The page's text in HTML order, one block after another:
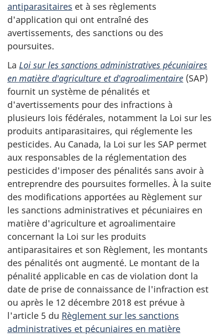
web,
antiparasitaires et à ses règlements
d'application qui ont entraîné des
avertissements, des sanctions ou des
poursuites.
La Loi sur les sanctions administratives pécuniaires
en matière d'agriculture et d'agroalimentaire (SAP)
fournit un système de pénalités et
d'avertissements pour des infractions à
plusieurs lois fédérales, notamment la Loi sur les
produits antiparasitaires, qui réglemente les
pesticides. Au Canada, la Loi sur les SAP permet
aux responsables de la réglementation des
pesticides d'imposer des pénalités sans avoir à
entreprendre des poursuites formelles. À la suite
des modifications apportées au Règlement sur
les sanctions administratives et pécuniaires en
matière d'agriculture et agroalimentaire
concernant la Loi sur les produits
antiparasitaires et son Règlement, les montants
des pénalités ont augmenté. Le montant de la
pénalité applicable en cas de violation dont la
date de prise de connaissance de l'infraction est
ou après le 12 décembre 2018 est prévue à
l'article 5 du Règlement sur les sanctions
administratives et pécuniaires en matière